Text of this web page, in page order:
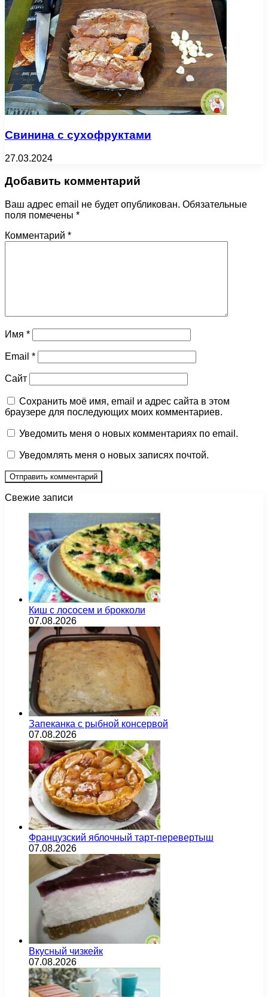
Свинина с сухофруктами
27.03.2024
Добавить комментарий
Ваш адрес email не будет опубликован. Обязательные
поля помечены *
Комментарий *
Имя *
Email *
Сайт
Сохранить моё имя, email и адрес сайта в этом
браузере для последующих моих комментариев.
Уведомить меня о новых комментариях по email.
Уведомлять меня о новых записях почтой.
Свежие записи
Киш с лососем и брокколи
07.08.2026
Запеканка с рыбной консервой
07.08.2026
Французский яблочный тарт-перевертыш
07.08.2026
Вкусный чизкейк
07.08.2026